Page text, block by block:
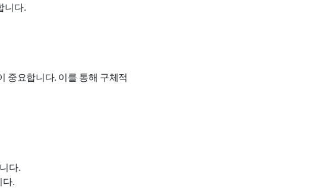
니다.
중요합니다. 이를 통해 구체적
다.
다.